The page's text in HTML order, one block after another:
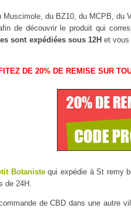
du BZ10, du MCPB, du
de découvrir le produit qui
sont expédiées sous 12Het vous
DE 20% DE REMISE SUR
Botanistequi expédie à St remy
de 24H.
de CBD dans une autre